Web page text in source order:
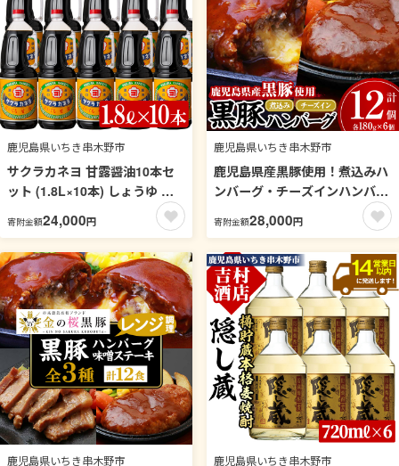
鹿児島県いちき串木野市
サクラカネヨ 甘露醤油10本セ
ット (1.8L×10本) しょうゆ し
ょう油 鹿児島 こいくち 濃口 薩
摩醤油 あまい 調味料 老舗 常温
保存 卵かけご飯 九州醤油【吉
村醸造】【00-002-12】
寄附金額24,000円
鹿児島県いちき串木野市
鹿児島県産黒豚使用！煮込みハ
ンバーグ・チーズインハンバー
グセット(合計12個・各180g×6
個) 豚 豚肉 肉 鹿児島 国産 黒豚
調理済 レンジ 時短 調理 ハンバ
ーグ 惣菜 チーズ チーズインハ
ンバーグ【エーエフ企画】
【00-057-38】
寄附金額28,000円
鹿児島県いちき串木野市 鹿児島県いちき串木野市